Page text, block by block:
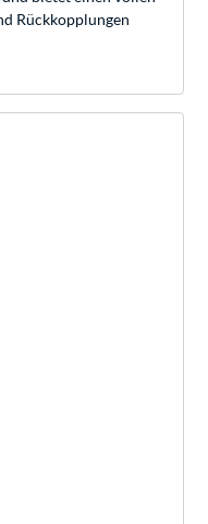
Rückkopplungen